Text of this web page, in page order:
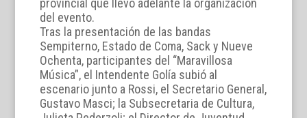
provincial que llevó adelante la organización
del evento.
Tras la presentación de las bandas
Sempiterno, Estado de Coma, Sack y Nueve
Ochenta, participantes del “Maravillosa
Música”, el Intendente Golía subió al
escenario junto a Rossi, el Secretario General,
Gustavo Masci; la Subsecretaria de Cultura,